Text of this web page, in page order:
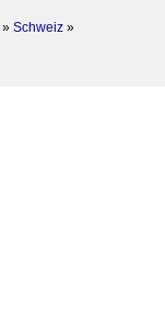
» Schweiz »